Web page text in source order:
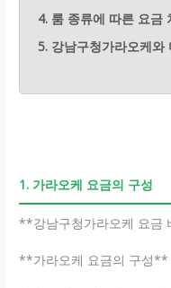
4. 룸 종류에 따른 요금
5. 강남구청가라오케와
1. 가라오케 요금의 구성
**강남구청가라오케 요금
**가라오케 요금의 구성**